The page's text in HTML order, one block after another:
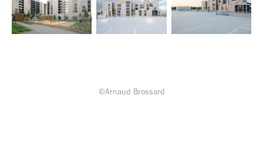
©Arnaud Brossard